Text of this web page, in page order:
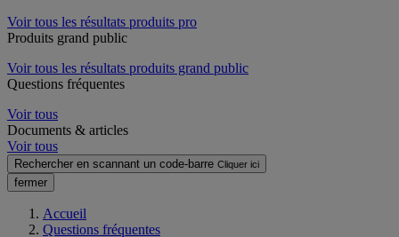
Voir tous les résultats produits pro
Produits grand public
Voir tous les résultats produits grand public
Questions fréquentes
Voir tous
Documents & articles
Voir tous
Rechercher en scannant un code-barre Cliquer ici
fermer
Accueil
Questions fréquentes